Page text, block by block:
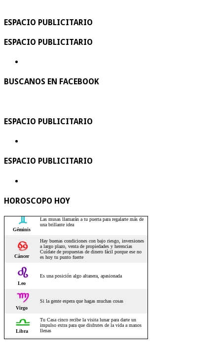
ESPACIO PUBLICITARIO
ESPACIO PUBLICITARIO
BUSCANOS EN FACEBOOK
ESPACIO PUBLICITARIO
ESPACIO PUBLICITARIO
HOROSCOPO HOY